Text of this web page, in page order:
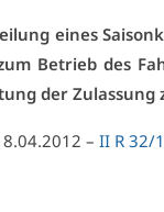
ei­nes
Be­trieb des
der Zu­las­sung
– II R 32/